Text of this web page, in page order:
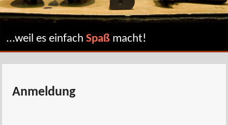
...weil es einfach Spaßmacht!
Anmeldung